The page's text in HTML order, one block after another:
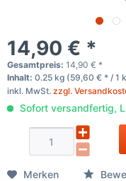
14,90 € *
Gesamtpreis: 14,90 € *
Inhalt: 0.25 kg (59,60 € * / 1
inkl. MwSt. zzgl.
Sofort versandfertig,
Merken